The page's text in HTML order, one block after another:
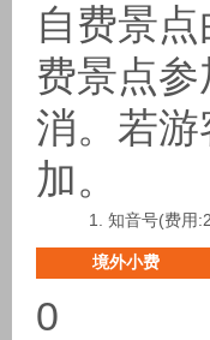
自费景
费景点
消。若
加。
知音号(费用
境外小费
0